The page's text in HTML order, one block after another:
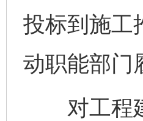
投标到施工
动职能部门
对工程建